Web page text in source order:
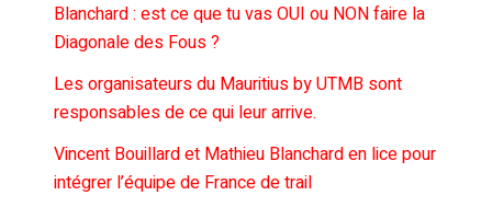
Blanchard : est ce que tu vas OUI ou NON faire la
Diagonale des Fous ?
Les organisateurs du Mauritius by UTMB sont
responsables de ce qui leur arrive.
Vincent Bouillard et Mathieu Blanchard en lice pour
intégrer l’équipe de France de trail